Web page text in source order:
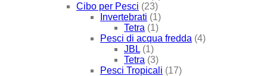
Cibo per Pesci (23)
Invertebrati (1)
Tetra (1)
Pesci di acqua fredda (4)
JBL (1)
Tetra (3)
Pesci Tropicali (17)